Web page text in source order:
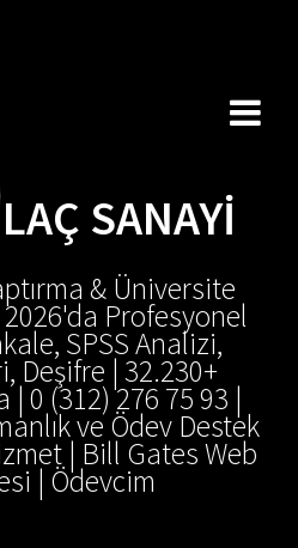
SANAYI
& Üniversite
2026'da Profesyonel
SPSS Analizi,
Deşifre | 32.230+
| 0 (312) 276 75 93 |
ve Ödev Destek
| Bill Gates Web
| Ödevcim